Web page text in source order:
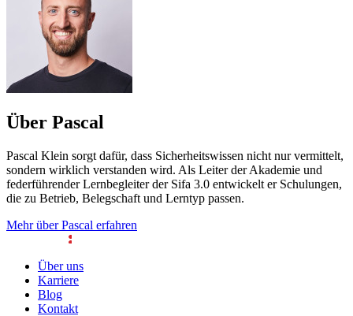
Über Pascal
Pascal Klein sorgt dafür, dass Sicherheitswissen nicht nur vermittelt,
sondern wirklich verstanden wird. Als Leiter der Akademie und
federführender Lernbegleiter der Sifa 3.0 entwickelt er Schulungen,
die zu Betrieb, Belegschaft und Lerntyp passen.
Mehr über Pascal erfahren
Über uns
Karriere
Blog
Kontakt